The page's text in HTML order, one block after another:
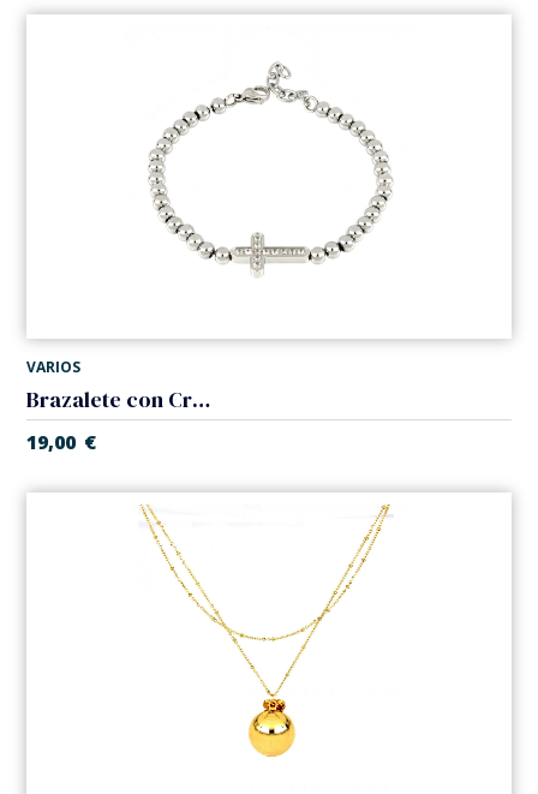
VARIOS
Brazalete con Cruz. Acero
19,00 €